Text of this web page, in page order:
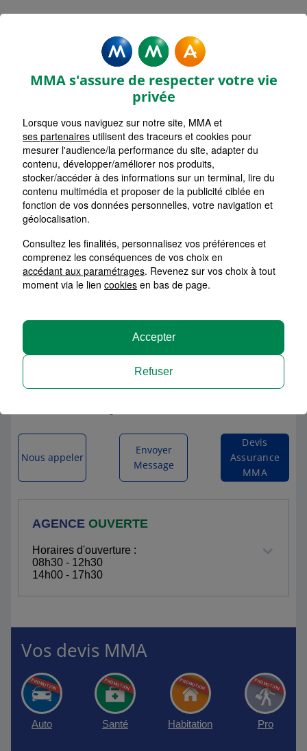
Assurance Auvergne-Rhône-Alpes
Assurance Drôme (26)
MMA OLIVIER MAZIOUX NYONS
2 DRAYE DE MEYNE
AGENCE OUVERTE
Horaires d'ouverture :
08h30 - 12h30
14h00 - 17h30
Nous appeler
Envoyer
Message
Devis
Assurance
MMA
Vos devis MMA
Auto Santé Habitation Pro
MMA s'assure de respecter votre vie
privée
Lorsque vous naviguez sur notre site, MMA et
ses partenaires utilisent des traceurs et cookies pour
mesurer l'audience/la performance du site, adapter du
contenu, développer/améliorer nos produits,
stocker/accéder à des informations sur un terminal, lire du
contenu multimédia et proposer de la publicité ciblée en
fonction de vos données personnelles, votre navigation et
géolocalisation.
Consultez les finalités, personnalisez vos préférences et
comprenez les conséquences de vos choix en
accédant aux paramétrages. Revenez sur vos choix à tout
moment via le lien cookies en bas de page.
Refuser
Accepter